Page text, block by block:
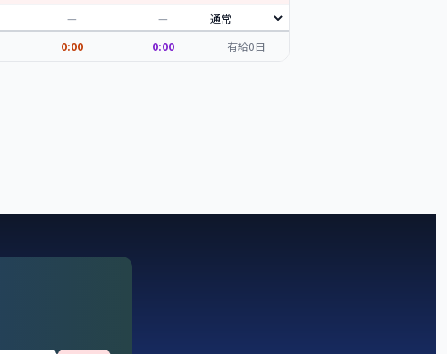
—
—
0:00 0:00 有給0日